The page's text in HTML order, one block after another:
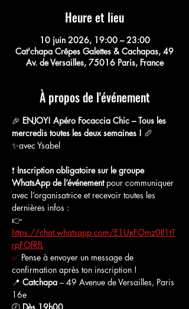
Heure et lieu
10 juin 2026, 19:00 – 23:00
Cat'chapa Crêpes Galettes & Cachapas, 49
Av. de Versailles, 75016 Paris, France
À propos de l'événement
🎉 ENJOY! Apéro Focaccia Chic – Tous les
mercredis toutes les deux semaines ! 🥖
✨avec Ysabel
❗️ Inscription obligatoire sur le groupe
WhatsApp de l’événement pour communiquer
avec l’organisatrice et recevoir toutes les
dernières infos :
👉
https://chat.whatsapp.com/E1UxFOmz0Il1tT
rpFOfRfL
✅ Pense à envoyer un message de
confirmation après ton inscription !
📍 Catchapa – 49 Avenue de Versailles, Paris
16e